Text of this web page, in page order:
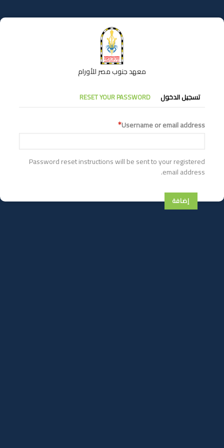
إلى
المحتوى
معهد جنوب مصر للأورام
التبويبات
الأساسية
تسجيل الدخول RESET YOUR PASSWORD
Username or email address
Password reset instructions will be sent to your registered
email address.